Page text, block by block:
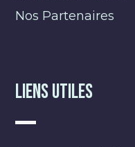
Nos Partenaires
Liens Utiles